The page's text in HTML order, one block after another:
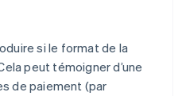
si le format de la
peut témoigner d’une
de paiement (par